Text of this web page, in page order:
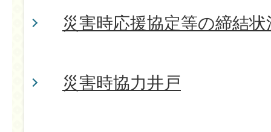
災害時応援協定等の締結状
災害時協力井戸